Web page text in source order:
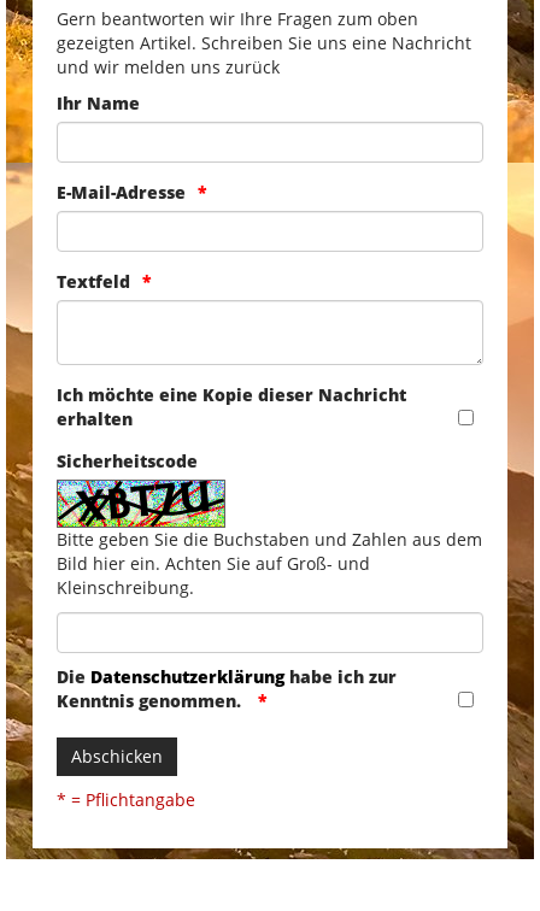
Gern beantworten wir Ihre Fragen zum oben
gezeigten Artikel. Schreiben Sie uns eine Nachricht
und wir melden uns zurück
Ihr Name
E-Mail-Adresse
Textfeld
Ich möchte eine Kopie dieser Nachricht
erhalten
Sicherheitscode
Bitte geben Sie die Buchstaben und Zahlen aus dem
Bild hier ein. Achten Sie auf Groß- und
Kleinschreibung.
Die Datenschutzerklärunghabe ich zur
Kenntnis genommen.
Abschicken
* = Pflichtangabe